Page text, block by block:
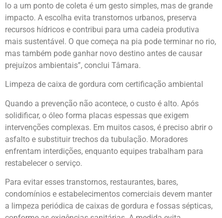
lo a um ponto de coleta é um gesto simples, mas de grande
impacto. A escolha evita transtornos urbanos, preserva
recursos hídricos e contribui para uma cadeia produtiva
mais sustentável. O que começa na pia pode terminar no rio,
mas também pode ganhar novo destino antes de causar
prejuízos ambientais”, conclui Tâmara.
Limpeza de caixa de gordura com certificação ambiental
Quando a prevenção não acontece, o custo é alto. Após
solidificar, o óleo forma placas espessas que exigem
intervenções complexas. Em muitos casos, é preciso abrir o
asfalto e substituir trechos da tubulação. Moradores
enfrentam interdições, enquanto equipes trabalham para
restabelecer o serviço.
Para evitar esses transtornos, restaurantes, bares,
condomínios e estabelecimentos comerciais devem manter
a limpeza periódica de caixas de gordura e fossas sépticas,